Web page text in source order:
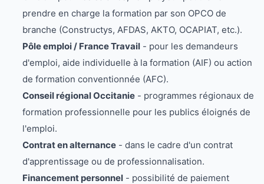
prendre en charge la formation par son OPCO de
branche (Constructys, AFDAS, AKTO, OCAPIAT, etc.).
Pôle emploi / France Travail- pour les demandeurs
d'emploi, aide individuelle à la formation (AIF) ou action
de formation conventionnée (AFC).
Conseil régional Occitanie- programmes régionaux de
formation professionnelle pour les publics éloignés de
l'emploi.
Contrat en alternance- dans le cadre d'un contrat
d'apprentissage ou de professionnalisation.
Financement personnel- possibilité de paiement